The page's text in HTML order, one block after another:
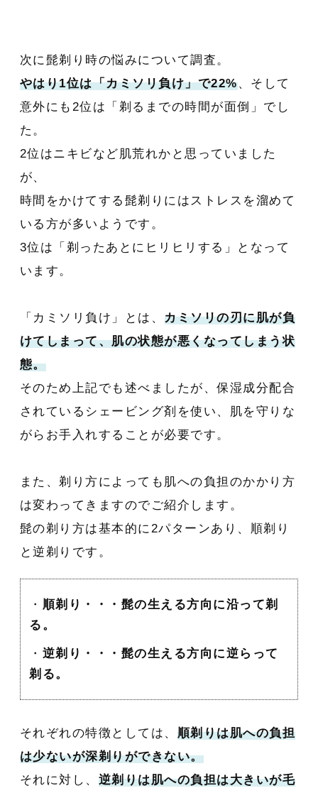
次に髭剃り時の悩みについて調査。
やはり1位は「カミソリ負け」で22%、そして
意外にも2位は「剃るまでの時間が面倒」でし
た。
2位はニキビなど肌荒れかと思っていました
が、
時間をかけてする髭剃りにはストレスを溜めて
いる方が多いようです。
3位は「剃ったあとにヒリヒリする」となって
います。
「カミソリ負け」とは、 カミソリの刃に肌が負
けてしまって、肌の状態が悪くなってしまう状
態。
そのため上記でも述べましたが、保湿成分配合
されているシェービング剤を使い、肌を守りな
がらお手入れすることが必要です。
また、剃り方によっても肌への負担のかかり方
は変わってきますのでご紹介します。
髭の剃り方は基本的に2パターンあり、順剃り
と逆剃りです。
・ 順剃り・・・髭の生える方向に沿って剃
る。
・ 逆剃り・・・髭の生える方向に逆らって
剃る。
それぞれの特徴としては、 順剃りは肌への負担
は少ないが深剃りができない。
それに対し、 逆剃りは肌への負担は大きいが毛